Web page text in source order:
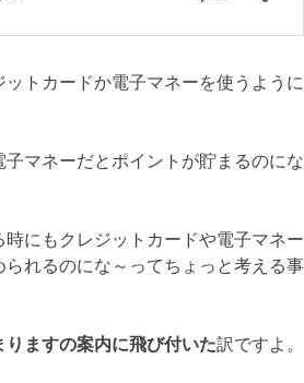
トカードか電子マネーを使うように
子マネーだとポイントが貯まるのにな
にもクレジットカードや電子マネー
れるのにな～ってちょっと考える事
りますの案内に飛び付いた訳ですよ。